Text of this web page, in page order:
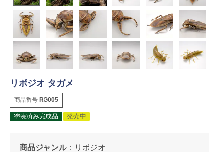
リボジオ タガメ
商品番号 RG005
塗装済み完成品 発売中
商品ジャンル： リボジオ